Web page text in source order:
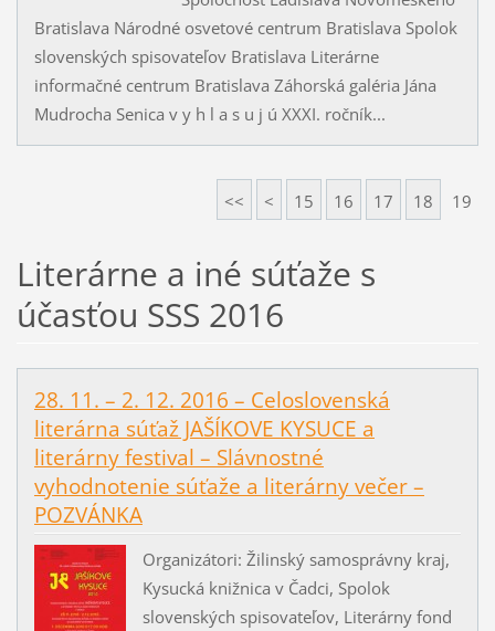
Bratislava Národné osvetové centrum Bratislava Spolok
slovenských spisovateľov Bratislava Literárne
informačné centrum Bratislava Záhorská galéria Jána
Mudrocha Senica v y h l a s u j ú XXXI. ročník...
<< < 15 16 17 18 19
Literárne a iné súťaže s
účasťou SSS 2016
28. 11. – 2. 12. 2016 – Celoslovenská
literárna súťaž JAŠÍKOVE KYSUCE a
literárny festival – Slávnostné
vyhodnotenie súťaže a literárny večer –
POZVÁNKA
Organizátori: Žilinský samosprávny kraj,
Kysucká knižnica v Čadci, Spolok
slovenských spisovateľov, Literárny fond